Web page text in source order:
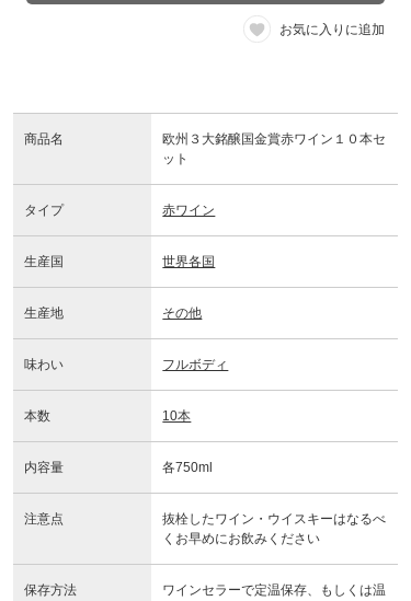
お気に入りに追加
商品名
欧州３大銘醸国金賞赤ワイン１０本セ
ット
タイプ 赤ワイン
生産国 世界各国
生産地 その他
味わい フルボディ
本数 10本
内容量 各750ml
注意点
抜栓したワイン・ウイスキーはなるべ
くお早めにお飲みください
保存方法
ワインセラーで定温保存、もしくは温